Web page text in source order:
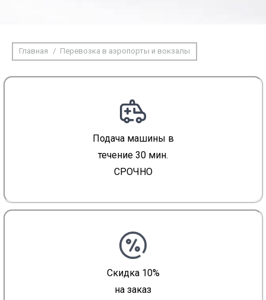
Вы здесь:
Главная Перевозка в аэропорты и вокзалы
Подача машины в
течение 30 мин.
СРОЧНО
Скидка 10%
на заказ